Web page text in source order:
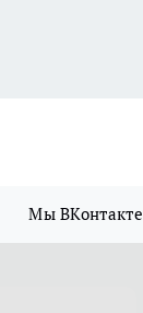
Мы ВКонтакте